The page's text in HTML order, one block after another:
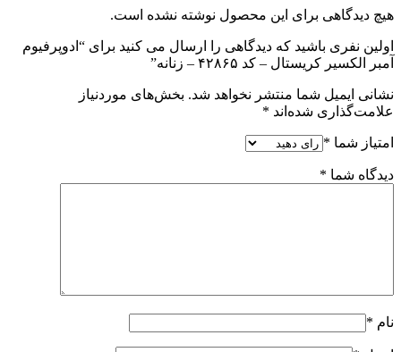
هیچ دیدگاهی برای این محصول نوشته نشده است.
اولین نفری باشید که دیدگاهی را ارسال می کنید برای “ادوپرفیوم
آمبر الکسیر کریستال – کد ۴۲۸۶۵ – زنانه”
نشانی ایمیل شما منتشر نخواهد شد. بخش‌های موردنیاز
علامت‌گذاری شده‌اند *
امتیاز شما *
دیدگاه شما *
نام *